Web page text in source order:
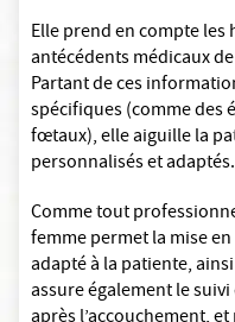
Elle prend en compte
antécédents médicaux
Partant de ces
spécifiques (comme des
fœtaux), elle aiguille la
personnalisés et adaptés.
Comme tout
femme permet la mise
adapté à la patiente,
assure également le